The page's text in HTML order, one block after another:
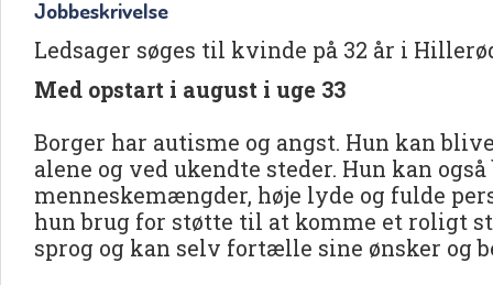
Jobbeskrivelse
Ledsager søges til kvinde på 32 år i
Med opstart i august i uge 33
Borger har autisme og angst. Hun kan
alene og ved ukendte steder. Hun kan
menneskemængder, høje lyde og fulde
hun brug for støtte til at komme et roligt
sprog og kan selv fortælle sine ønsker og